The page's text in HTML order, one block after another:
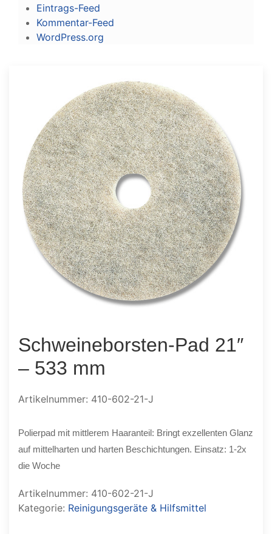
Eintrags-Feed
Kommentar-Feed
WordPress.org
Schweineborsten-Pad 21″
– 533 mm
Artikelnummer: 410-602-21-J
Polierpad mit mittlerem Haaranteil: Bringt exzellenten Glanz
auf mittelharten und harten Beschichtungen. Einsatz: 1-2x
die Woche
Artikelnummer: 410-602-21-J
Kategorie: Reinigungsgeräte & Hilfsmittel